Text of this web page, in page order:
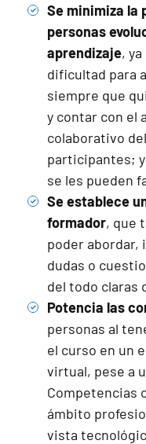
Se minimiza la
personas
aprendizaje,
dificultad para
siempre que
y contar con el
colaborativo
participantes; y
se les pueden
Se establece
formador, que
poder abordar,
dudas o
del todo claras
Potencia las
personas al
el curso en un
virtual, pese a
Competencias
ámbito
vista